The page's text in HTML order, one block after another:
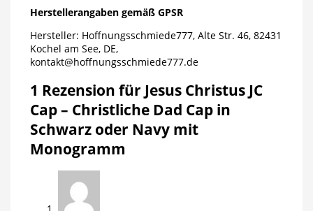
Herstellerangaben gemäß GPSR
Hersteller: Hoffnungsschmiede777, Alte Str. 46, 82431
Kochel am See, DE,
kontakt@hoffnungsschmiede777.de
1 Rezension für Jesus Christus JC
Cap – Christliche Dad Cap in
Schwarz oder Navy mit
Monogramm